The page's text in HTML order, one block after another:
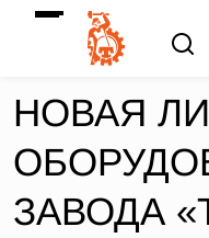
НОВАЯ
ЗАВОДА